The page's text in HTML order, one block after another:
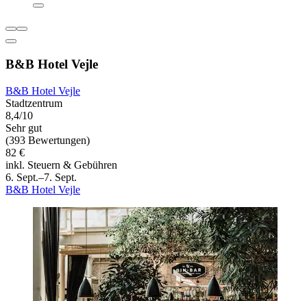
B&B Hotel Vejle
B&B Hotel Vejle
Stadtzentrum
8,4/10
Sehr gut
(393 Bewertungen)
82 €
inkl. Steuern & Gebühren
6. Sept.–7. Sept.
B&B Hotel Vejle